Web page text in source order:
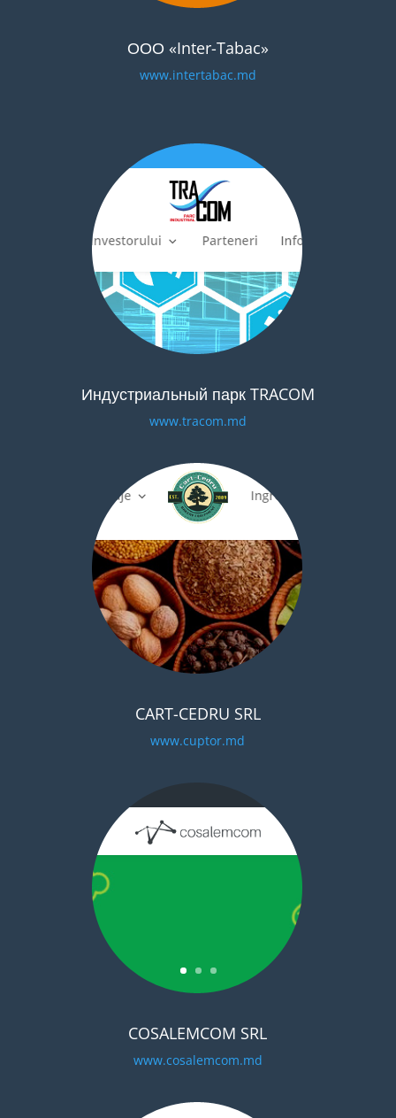
ООО «Inter-Tabac»
www.intertabac.md
Индустриальный парк TRACOM
www.tracom.md
CART-CEDRU SRL
www.cuptor.md
COSALEMCOM SRL
www.cosalemcom.md